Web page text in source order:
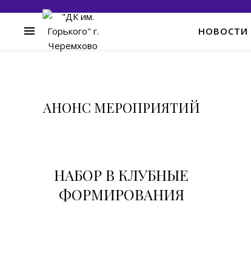
НОВОСТИ
АНОНС МЕРОПРИЯТИЙ
НАБОР В КЛУБНЫЕ
ФОРМИРОВАНИЯ